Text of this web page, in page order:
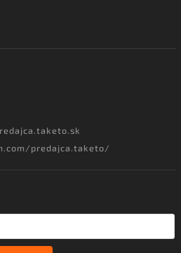
predajca.taketo/